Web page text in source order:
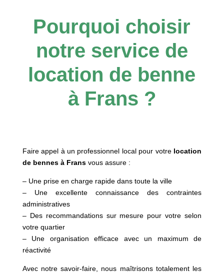
Pourquoi choisir
notre service de
location de benne
à Frans ?
Faire appel à un professionnel local pour votre location
de bennes à Fransvous assure :
– Une prise en charge rapide dans toute la ville
– Une excellente connaissance des contraintes
administratives
– Des recommandations sur mesure pour votre selon
votre quartier
– Une organisation efficace avec un maximum de
réactivité
Avec notre savoir-faire, nous maîtrisons totalement les